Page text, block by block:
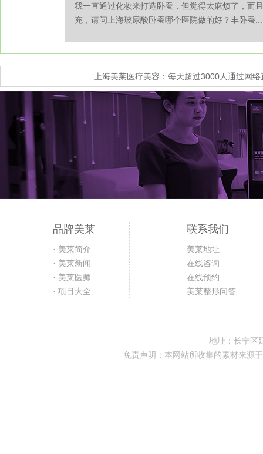
我一直通过化妆来打造卧蚕，但觉得太麻烦了，而
充，请问上海玻尿酸卧蚕哪个医院做的好？丰卧蚕...
上海美莱医疗美容：每天超过3000人通过网
品牌美莱
· 美莱简介
· 美莱新闻
· 美莱医师
· 项目大全
联系我们
美莱地址
在线咨询
在线预约
美莱整形问答
地址：长宁区
免责声明：本网站所收集的素材来源